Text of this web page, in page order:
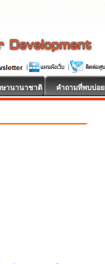
ษานานาชาติ คำถามที่พบบ่อย